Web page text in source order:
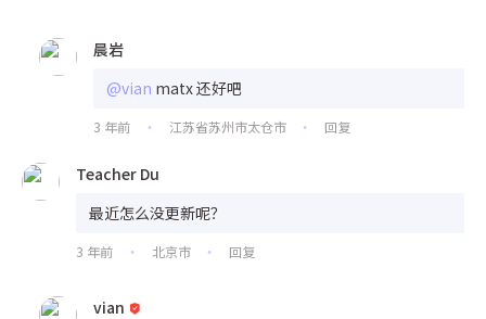
晨岩
@vian matx 还好吧
3 年前 • 江苏省苏州市太仓市 • 回复
Teacher Du
最近怎么没更新呢？
3 年前 • 北京市 • 回复
vian